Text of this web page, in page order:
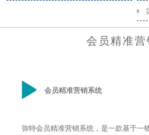
会员精准营
会员精准营销系统
弥特会员精准营销系统，是一款基于一